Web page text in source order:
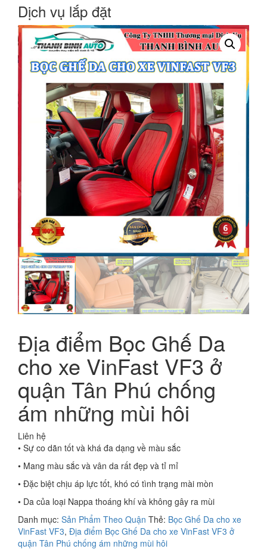
Dịch vụ lắp đặt
Địa điểm Bọc Ghế Da
cho xe VinFast VF3 ở
quận Tân Phú chống
ám những mùi hôi
Liên hệ
• Sự co dãn tốt và khá đa dạng về màu sắc
• Mang màu sắc và vân da rất đẹp và tỉ mỉ
• Đặc biệt chịu áp lực tốt, khó có tình trạng mài mòn
• Da của loại Nappa thoáng khí và không gây ra mùi
Danh mục: Sản Phẩm Theo Quận Thẻ: Bọc Ghế Da cho xe
VinFast VF3, Địa điểm Bọc Ghế Da cho xe VinFast VF3 ở
quận Tân Phú chống ám những mùi hôi